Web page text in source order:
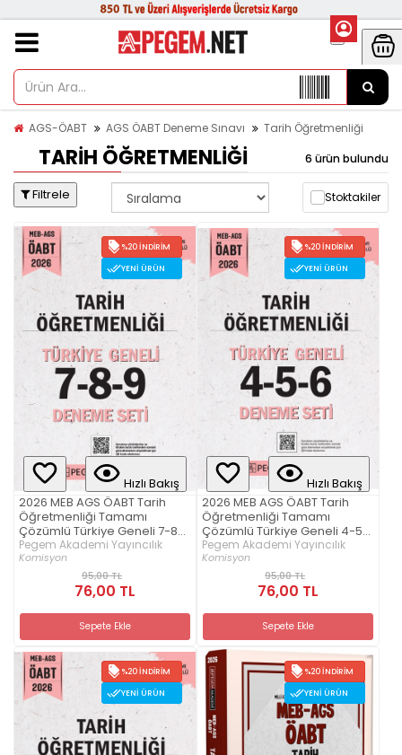
AGS-ÖABT AGS ÖABT Deneme Sınavı Tarih Öğretmenliği
TARIH ÖĞRETMENLIĞI 6 ürün bulundu
Filtrele Stoktakiler
%20 İNDIRIM
YENI ÜRÜN
Hızlı Bakış
2026 MEB AGS ÖABT Tarih
Öğretmenliği Tamamı
Çözümlü Türkiye Geneli 7-8-9
(3'lü Deneme Seti)
Pegem Akademi Yayıncılık
Komisyon
95,00 TL
76,00 TL
Sepete Ekle
%20 İNDIRIM
YENI ÜRÜN
Hızlı Bakış
2026 MEB AGS ÖABT Tarih
Öğretmenliği Tamamı
Çözümlü Türkiye Geneli 4-5-
6 (3'lü Deneme Seti)
Pegem Akademi Yayıncılık
Komisyon
95,00 TL
76,00 TL
Sepete Ekle
%20 İNDIRIM
YENI ÜRÜN
%20 İNDIRIM
YENI ÜRÜN